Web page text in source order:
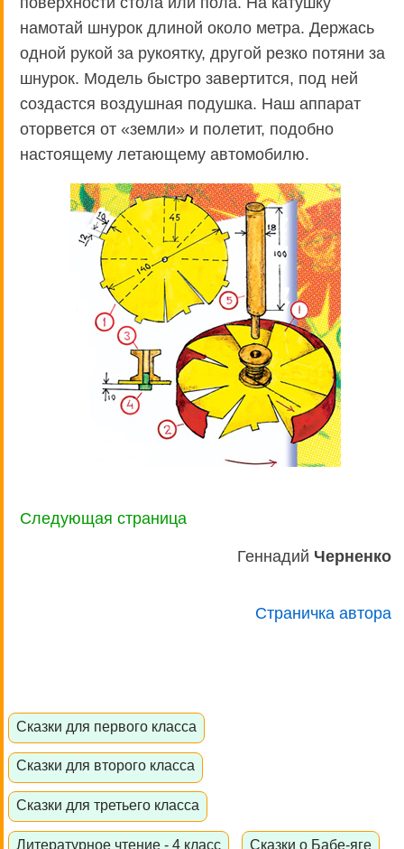
намотай шнурок длиной около метра. Держась
одной рукой за рукоятку, другой резко потяни за
шнурок. Модель быстро завертится, под ней
создастся воздушная подушка. Наш аппарат
оторвется от «земли» и полетит, подобно
настоящему летающему автомобилю.
Следующая страница
Геннадий Черненко
Страничка автора
Сказки для первого класса
Сказки для второго класса
Сказки для третьего класса
Литературное чтение - 4 класс Сказки о Бабе-яге